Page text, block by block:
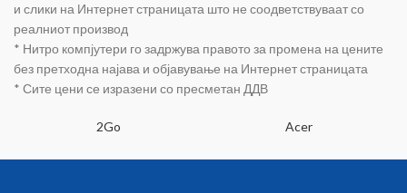
и слики на Интернет страницата што не соодветствуваат со
реалниот производ
* Нитро компјутери го задржува правото за промена на цените
без претходна најава и објавување на Интернет страницата
* Сите цени се изразени со пресметан ДДВ
2Go Acer